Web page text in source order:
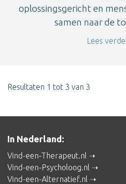
oplossingsgericht en
samen naar de
Lees
Resultaten 1 tot 3 van 3
In Nederland:
Vind-een-Therapeut.nl
Vind-een-Psycholoog.nl
Vind-een-Alternatief.nl